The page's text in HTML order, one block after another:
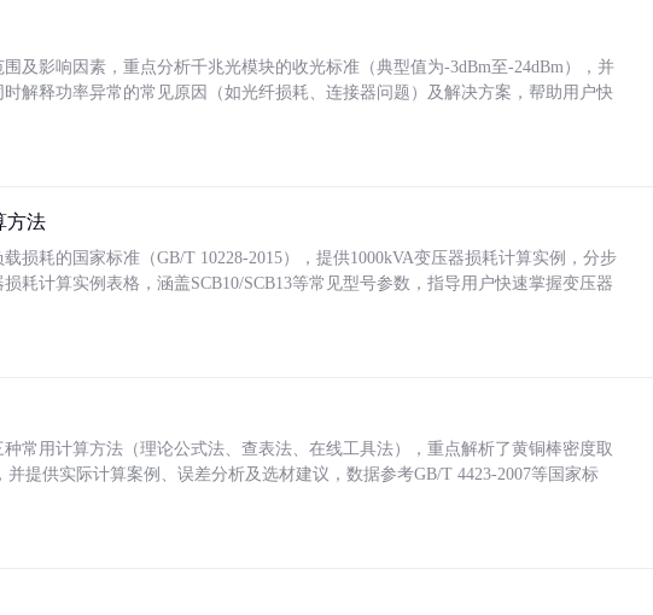
及影响因素，重点分析千兆光模块的收光标准（典型值为-3dBm至-24dBm），并
解释功率异常的常见原因（如光纤损耗、连接器问题）及解决方案，帮助用户快
方法
损耗的国家标准（GB/T 10228-2015），提供1000kVA变压器损耗计算实例，分步
耗计算实例表格，涵盖SCB10/SCB13等常见型号参数，指导用户快速掌握变压器
常用计算方法（理论公式法、查表法、在线工具法），重点解析了黄铜棒密度取
并提供实际计算案例、误差分析及选材建议，数据参考GB/T 4423-2007等国家标